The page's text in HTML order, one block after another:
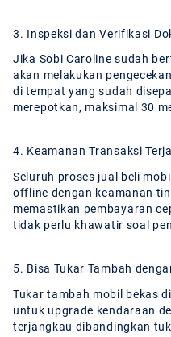
3. Inspeksi dan Verifikasi
Jika Sobi Caroline sudah
akan melakukan
di tempat yang sudah
merepotkan, maksimal 30
4. Keamanan Transaksi
Seluruh proses jual beli
offline dengan keamanan
memastikan pembayaran
tidak perlu khawatir soal
5. Bisa Tukar Tambah
Tukar tambah mobil bekas
untuk upgrade kendaraan
terjangkau dibandingkan